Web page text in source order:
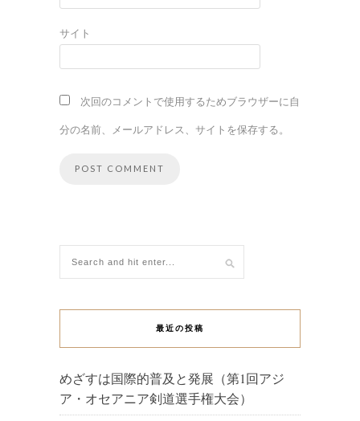
サイト
次回のコメントで使用するためブラウザーに自
分の名前、メールアドレス、サイトを保存する。
最近の投稿
めざすは国際的普及と発展（第1回アジ
ア・オセアニア剣道選手権大会）